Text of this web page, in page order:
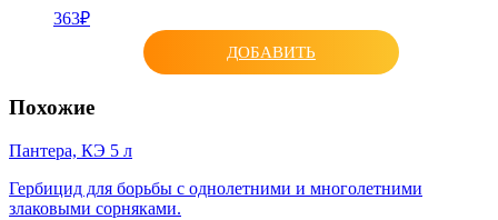
363₽
ДОБАВИТЬ
Похожие
Пантера, КЭ 5 л
Гербицид для борьбы с однолетними и многолетними
злаковыми сорняками.